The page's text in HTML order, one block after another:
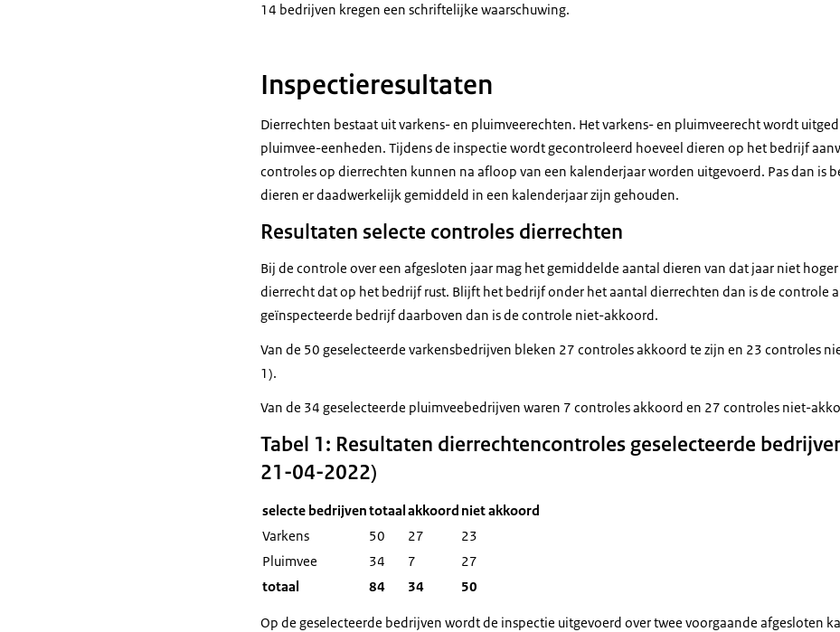
14 bedrijven kregen een schriftelijke waarschuwing.
Inspectieresultaten
Dierrechten bestaat uit varkens- en pluimveerechten. Het varkens- en pluimveerecht wordt
pluimvee-eenheden. Tijdens de inspectie wordt gecontroleerd hoeveel dieren op het bedrijf
controles op dierrechten kunnen na afloop van een kalenderjaar worden uitgevoerd. Pas dan is
dieren er daadwerkelijk gemiddeld in een kalenderjaar zijn gehouden.
Resultaten selecte controles dierrechten
Bij de controle over een afgesloten jaar mag het gemiddelde aantal dieren van dat jaar niet
dierrecht dat op het bedrijf rust. Blijft het bedrijf onder het aantal dierrechten dan is de controle
geïnspecteerde bedrijf daarboven dan is de controle niet-akkoord.
Van de 50 geselecteerde varkensbedrijven bleken 27 controles akkoord te zijn en 23 controles
1).
Van de 34 geselecteerde pluimveebedrijven waren 7 controles akkoord en 27 controles niet-
Tabel 1: Resultaten dierrechtencontroles geselecteerde
21-04-2022)
selecte bedrijventotaalakkoord niet akkoord
Varkens
50 27
23
Pluimvee
34 7
27
totaal
84 34 50
Op de geselecteerde bedrijven wordt de inspectie uitgevoerd over twee voorgaande afgesloten